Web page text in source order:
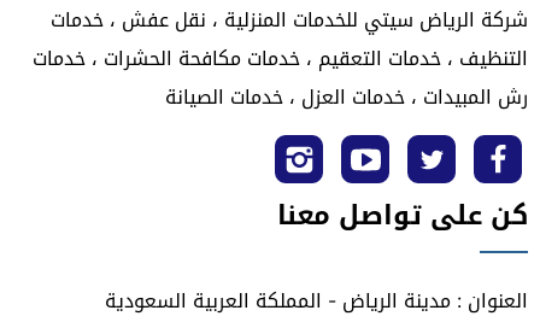
شركة الرياض سيتي للخدمات المنزلية ، نقل عفش ، خدمات
التنظيف ، خدمات التعقيم ، خدمات مكافحة الحشرات ، خدمات
رش المبيدات ، خدمات العزل ، خدمات الصيانة
تابعنا
على
فيسبوك
تابعنا
على
تويتر
تابعنا
على
يوتيوب
تابعنا
على
انستجرام
كن على تواصل معنا
العنوان : مدينة الرياض - المملكة العربية السعودية